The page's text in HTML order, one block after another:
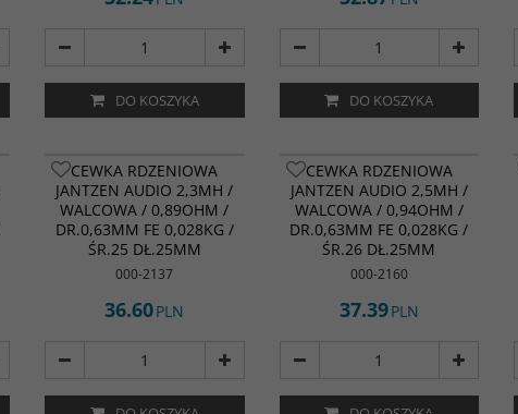
DO KOSZYKA DO KOSZYKA
CEWKA RDZENIOWA
JANTZEN AUDIO 2,3MH /
WALCOWA / 0,89OHM /
DR.0,63MM FE 0,028KG /
ŚR.25 DŁ.25MM
000-2137
36.60PLN
CEWKA RDZENIOWA
JANTZEN AUDIO 2,5MH /
WALCOWA / 0,94OHM /
DR.0,63MM FE 0,028KG /
ŚR.26 DŁ.25MM
000-2160
37.39PLN